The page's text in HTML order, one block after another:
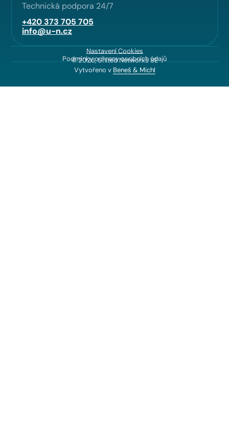
Technická podpora 24/7
+420 373 705 705
info@u-n.cz
Nastavení Cookies
Podmínky ochrany osobních údajů
© 2026, United Networks SE
Vytvořeno v Beneš & Michl